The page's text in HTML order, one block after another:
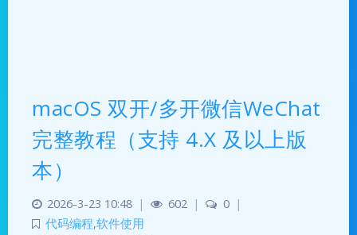
macOS 双开/多开微信WeChat
完整教程（支持 4.X 及以上版
本）
2026-3-23 10:48 | 602 | 0 |
代码编程,软件使用